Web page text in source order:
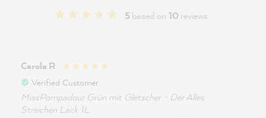
5based on 10 reviews
Carola R
Verified Customer
MissPompadour Grün mit Gletscher - Der Alles
Streichen Lack 1L